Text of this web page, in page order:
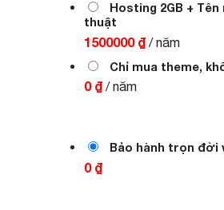
Hosting 2GB +
thuật
1500000 ₫ / năm
Chỉ mua theme,
0 ₫ / năm
Bảo hành trọn đời
0 ₫